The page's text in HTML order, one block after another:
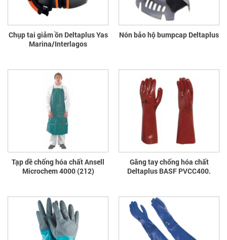
Chụp tai giảm ồn Deltaplus Yas
Marina/Interlagos
Nón bảo hộ bumpcap Deltaplus
Tạp dề chống hóa chất Ansell
Microchem 4000 (212)
Găng tay chống hóa chất
Deltaplus BASF PVCC400.